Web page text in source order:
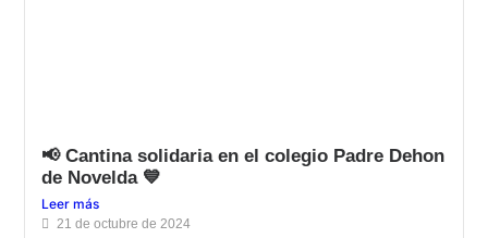
📢 Cantina solidaria en el colegio Padre Dehon
de Novelda 💙
Leer más
21 de octubre de 2024